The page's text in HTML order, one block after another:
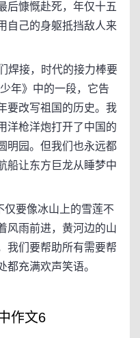
后慷慨赴死，年仅十五
自己的身躯抵挡敌人来
接，时代的接力棒要
年》中的一段，它告
要改写祖国的历史。我
洋枪洋炮打开了中国的
园。但我们也永远都
船让东方巨龙从睡梦中
要像冰山上的雪莲不
风雨前进，黄河边的山
我们要帮助所有需要帮
都充满欢声笑语。
作文6